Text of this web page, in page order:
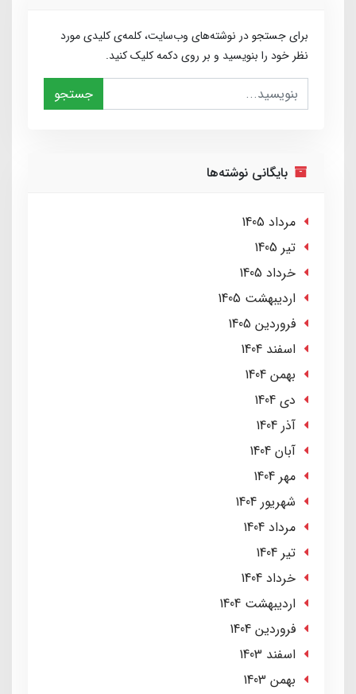
برای جستجو در نوشته‌های وب‌سایت، کلمه‌ی کلیدی مورد
نظر خود را بنویسید و بر روی دکمه کلیک کنید.
جستجو
بایگانی نوشته‌ها
مرداد 1405
تير 1405
خرداد 1405
ارديبهشت 1405
فروردین 1405
اسفند 1404
بهمن 1404
دی 1404
آذر 1404
آبان 1404
مهر 1404
شهریور 1404
مرداد 1404
تير 1404
خرداد 1404
ارديبهشت 1404
فروردین 1404
اسفند 1403
بهمن 1403